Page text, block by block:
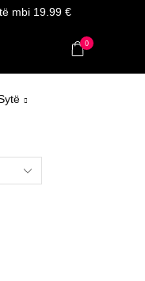
mbi 19.99 €
0